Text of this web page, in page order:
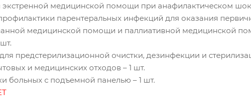
экстренной медицинской помощи при анафилактическом
парентеральных инфекций для оказания
медицинской помощи и паллиативной медицинской
предстерилизационной очистки, дезинфекции и
и медицинских отходов – 1 шт.
больных с подъемной панелью – 1 шт.